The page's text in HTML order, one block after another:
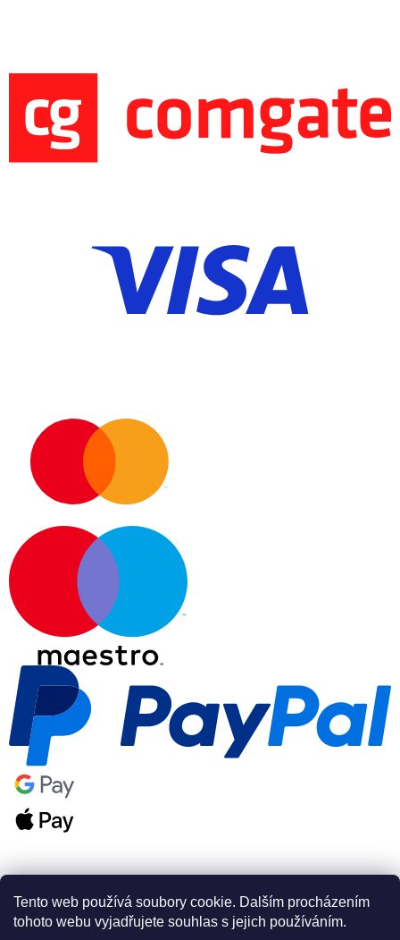
Tento web používá soubory cookie. Dalším procházením
tohoto webu vyjadřujete souhlas s jejich používáním.
Vytvořil Shoptet Premium